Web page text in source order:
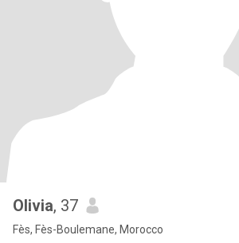
Olivia, 37
Fès, Fès-Boulemane, Morocco